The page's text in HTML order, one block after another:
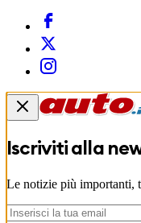
Iscriviti alla
Le notizie più importanti,